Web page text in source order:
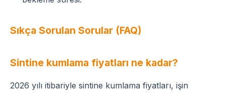
Sıkça Sorulan Sorular (FAQ)
Sintine kumlama fiyatları ne kadar?
2026 yılı itibariyle sintine kumlama fiyatları, işin